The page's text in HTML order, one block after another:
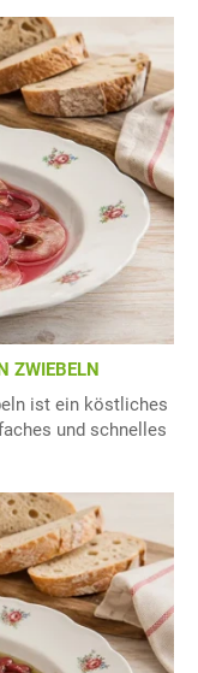
ZWIEBELN
ist ein köstliches
und schnelles